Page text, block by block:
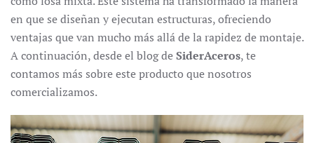
en que se diseñan y ejecutan estructuras, ofreciendo
ventajas que van mucho más allá de la rapidez de montaje.
A continuación, desde el blog deSiderAceros, te
contamos más sobre este producto que nosotros
comercializamos.